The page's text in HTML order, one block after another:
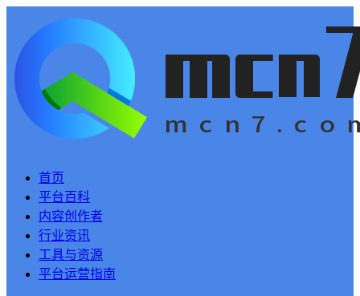
首页
平台百科
内容创作者
行业资讯
工具与资源
平台运营指南